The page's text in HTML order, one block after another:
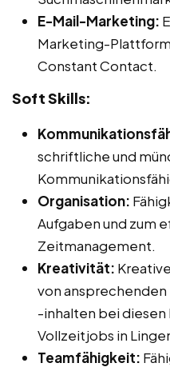
E-Mail-Marketing:
Marketing-
Constant Contact.
Soft Skills:
schriftliche und
Organisation:
Aufgaben und zum
Zeitmanagement.
Kreativität:
von
-inhalten bei
Vollzeitjobs in
Teamfähigkeit: